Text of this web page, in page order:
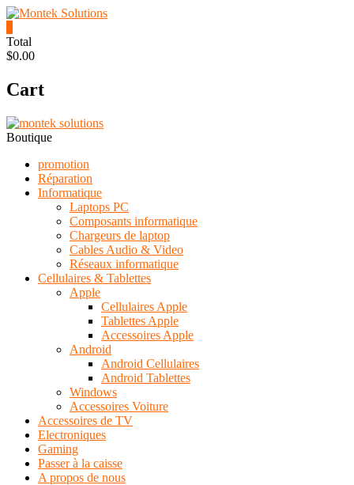
Skip
content
Montek
Solutions
Réparation
vente
|
Ordinateur,
cellulaire
électronique
Total
$0.00
Cart
Boutique
promotion
Réparation
Informatique
Laptops PC
Composants informatique
Chargeurs de laptop
Cables Audio & Video
Réseaux informatique
Cellulaires & Tablettes
Apple
Cellulaires Apple
Tablettes Apple
Accessoires Apple
Android
Android Cellulaires
Android Tablettes
Windows
Accessoires Voiture
Accessoires de TV
Electroniques
Gaming
Passer à la caisse
A propos de nous